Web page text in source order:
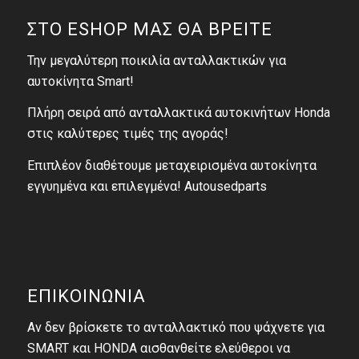
ΣΤΟ ESHOP ΜΑΣ ΘΑ ΒΡΕΙΤΕ
Την μεγαλύτερη ποικιλία ανταλλακτικών για
αυτοκίνητα Smart!
Πλήρη σειρά από ανταλλακτικά αυτοκινήτων Honda
στις καλύτερες τιμές της αγοράς!
Επιπλέον διαθέτουμε μεταχειρισμένα αυτοκίνητα
εγγυημένα και επιλεγμένα! Autousedparts
ΕΠΙΚΟΙΝΩΝΙΑ
Αν δεν βρίσκετε το ανταλλακτικό που ψάχνετε για
SMART και HONDA αισθανθείτε ελεύθεροι να